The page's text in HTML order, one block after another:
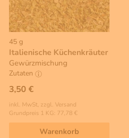
45 g
Italienische Küchenkräuter
Gewürzmischung
Zutaten
3,50 €
inkl. MwSt, zzgl. Versand
Grundpreis 1 KG: 77,78 €
Warenkorb